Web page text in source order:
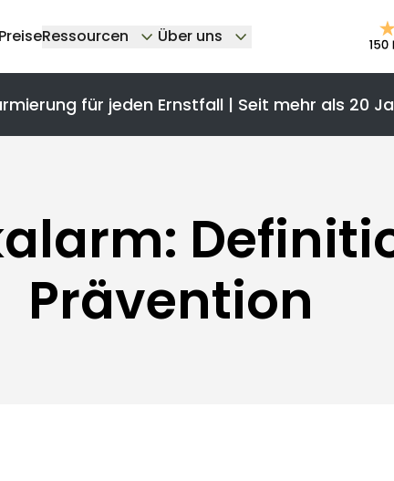
PreiseRessourcen Über uns
für jeden Ernstfall | Seit mehr als 20
Prävention